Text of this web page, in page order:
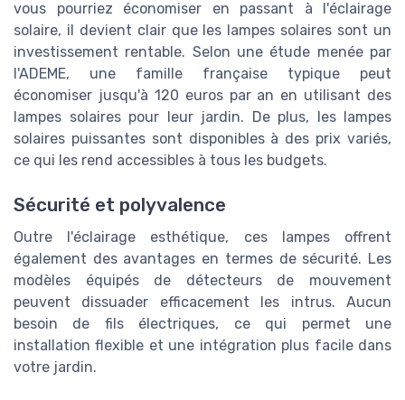
vous pourriez économiser en passant à l'éclairage
solaire, il devient clair que les lampes solaires sont un
investissement rentable. Selon une étude menée par
l'ADEME, une famille française typique peut
économiser jusqu'à 120 euros par an en utilisant des
lampes solaires pour leur jardin. De plus, les lampes
solaires puissantes sont disponibles à des prix variés,
ce qui les rend accessibles à tous les budgets.
Sécurité et polyvalence
Outre l'éclairage esthétique, ces lampes offrent
également des avantages en termes de sécurité. Les
modèles équipés de détecteurs de mouvement
peuvent dissuader efficacement les intrus. Aucun
besoin de fils électriques, ce qui permet une
installation flexible et une intégration plus facile dans
votre jardin.